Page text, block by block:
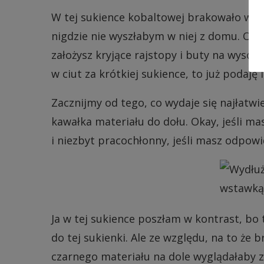
W tej sukience kobaltowej brakowało w
nigdzie nie wyszłabym w niej z domu.
założysz kryjące rajstopy i buty na
w ciut za krótkiej sukience, to już podaję
Zacznijmy od tego, co wydaje się
kawałka materiału do dołu. Okay, jeśli
i niezbyt pracochłonny, jeśli masz
Ja w tej sukience poszłam w kontrast,
do tej sukienki. Ale ze względu, na to że
czarnego materiału na dole wyglądałaby